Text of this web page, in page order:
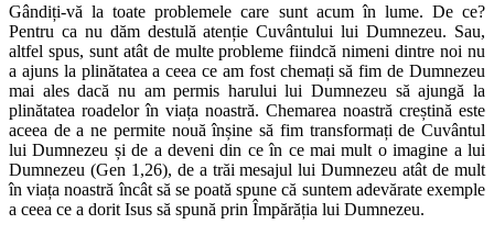
Gândiți-vă la toate problemele care sunt acum în lume. De ce?
Pentru ca nu dăm destulă atenție Cuvântului lui Dumnezeu. Sau,
altfel spus, sunt atât de multe probleme fiindcă nimeni dintre noi nu
a ajuns la plinătatea a ceea ce am fost chemați să fim de Dumnezeu
mai ales dacă nu am permis harului lui Dumnezeu să ajungă la
plinătatea roadelor în viața noastră. Chemarea noastră creștină este
aceea de a ne permite nouă înșine să fim transformați de Cuvântul
lui Dumnezeu și de a deveni din ce în ce mai mult o imagine a lui
Dumnezeu (Gen 1,26), de a trăi mesajul lui Dumnezeu atât de mult
în viața noastră încât să se poată spune că suntem adevărate exemple
a ceea ce a dorit Isus să spună prin Împărăția lui Dumnezeu.